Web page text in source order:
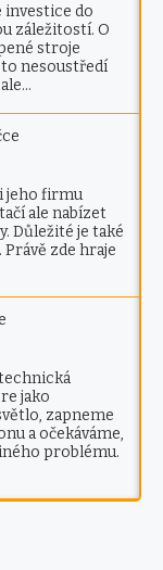
investice do
záležitostí. O
stroje
nesoustředí
jeho firmu
ale nabízet
Důležité je také
zde hraje
jako
zapneme
a očekáváme,
problému.